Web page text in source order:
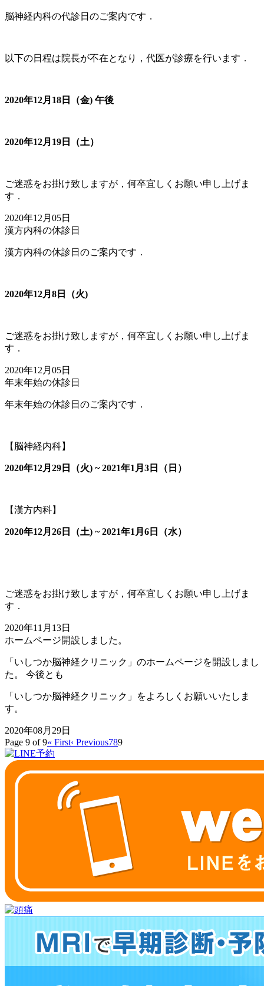
脳神経内科の代診日のご案内です．
以下の日程は院長が不在となり，代医が診療を行います．
2020年12月18日（金) 午後
2020年12月19日（土）
ご迷惑をお掛け致しますが，何卒宜しくお願い申し上げま
す．
2020年12月05日
漢方内科の休診日
漢方内科の休診日のご案内です．
2020年12月8日（火)
ご迷惑をお掛け致しますが，何卒宜しくお願い申し上げま
す．
2020年12月05日
年末年始の休診日
年末年始の休診日のご案内です．
【脳神経内科】
2020年12月29日（火) ~ 2021年1月3日（日）
【漢方内科】
2020年12月26日（土) ~ 2021年1月6日（水）
ご迷惑をお掛け致しますが，何卒宜しくお願い申し上げま
す．
2020年11月13日
ホームページ開設しました。
「いしつか脳神経クリニック」のホームページを開設しまし
た。 今後とも
「いしつか脳神経クリニック」をよろしくお願いいたしま
す。
2020年08月29日
Page 9 of 9« First‹ Previous789